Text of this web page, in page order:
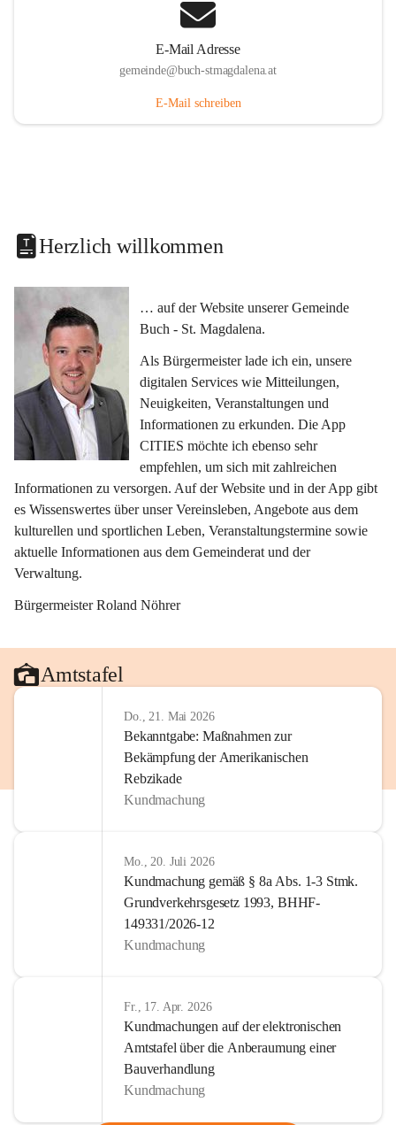
E-Mail Adresse
gemeinde@buch-stmagdalena.at
E-Mail schreiben
Herzlich willkommen
… auf der Website unserer Gemeinde
Buch - St. Magdalena.
Als Bürgermeister lade ich ein, unsere
digitalen Services wie Mitteilungen,
Neuigkeiten, Veranstaltungen und
Informationen zu erkunden. Die App
CITIES möchte ich ebenso sehr
empfehlen, um sich mit zahlreichen
Informationen zu versorgen. Auf der Website und in der App gibt
es Wissenswertes über unser Vereinsleben, Angebote aus dem
kulturellen und sportlichen Leben, Veranstaltungstermine sowie
aktuelle Informationen aus dem Gemeinderat und der
Verwaltung.
Bürgermeister Roland Nöhrer
Amtstafel
Do., 21. Mai 2026
Bekanntgabe: Maßnahmen zur
Bekämpfung der Amerikanischen
Rebzikade
Kundmachung
Mo., 20. Juli 2026
Kundmachung gemäß § 8a Abs. 1-3 Stmk.
Grundverkehrsgesetz 1993, BHHF-
149331/2026-12
Kundmachung
Fr., 17. Apr. 2026
Kundmachungen auf der elektronischen
Amtstafel über die Anberaumung einer
Bauverhandlung
Kundmachung